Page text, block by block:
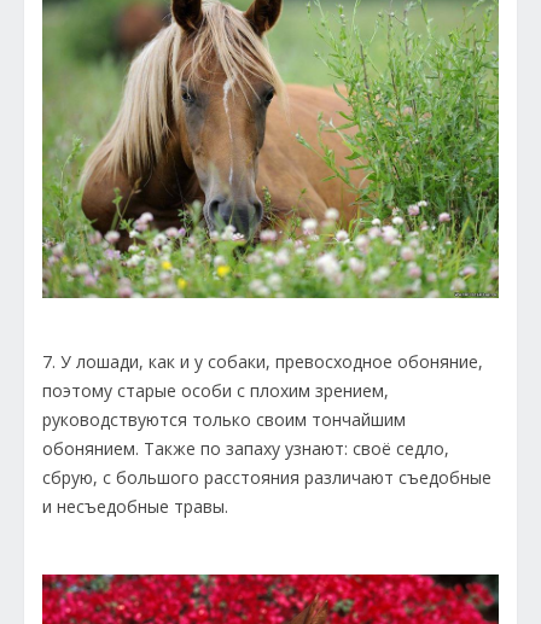
7. У лошади, как и у собаки, превосходное обоняние,
поэтому старые особи с плохим зрением,
руководствуются только своим тончайшим
обонянием. Также по запаху узнают: своё седло,
сбрую, с большого расстояния различают съедобные
и несъедобные травы.